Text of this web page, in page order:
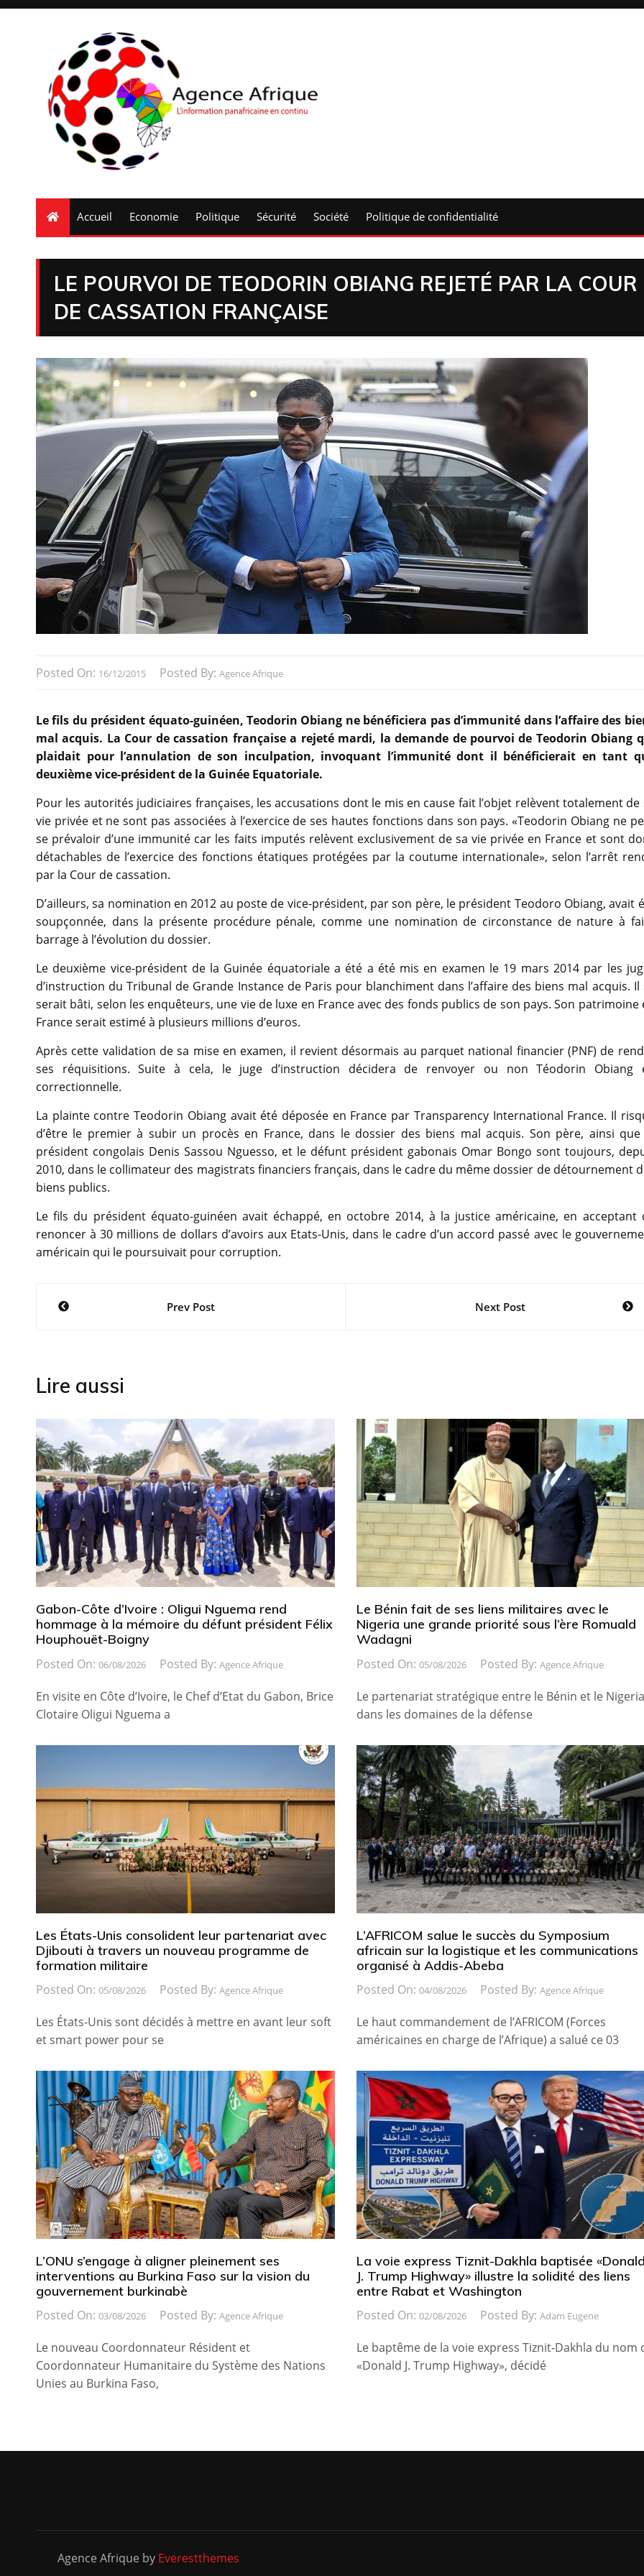
Accueil Economie Politique Sécurité Société Politique de confidentialité
LE POURVOI DE TEODORIN OBIANG REJETÉ PAR LA COUR
DE CASSATION FRANÇAISE
Posted On: 16/12/2015 Posted By: Agence Afrique
Le fils du président équato-guinéen, Teodorin Obiang ne bénéficiera pas d’immunité dans l’affaire des
mal acquis. La Cour de cassation française a rejeté mardi, la demande de pourvoi de Teodorin Obiang
plaidait pour l’annulation de son inculpation, invoquant l’immunité dont il bénéficierait en tant
deuxième vice-président de la Guinée Equatoriale.
Pour les autorités judiciaires françaises, les accusations dont le mis en cause fait l’objet relèvent totalement de
vie privée et ne sont pas associées à l’exercice de ses hautes fonctions dans son pays. «Teodorin Obiang ne
se prévaloir d’une immunité car les faits imputés relèvent exclusivement de sa vie privée en France et sont
détachables de l’exercice des fonctions étatiques protégées par la coutume internationale», selon l’arrêt
par la Cour de cassation.
D’ailleurs, sa nomination en 2012 au poste de vice-président, par son père, le président Teodoro Obiang, avait
soupçonnée, dans la présente procédure pénale, comme une nomination de circonstance de nature à
barrage à l’évolution du dossier.
Le deuxième vice-président de la Guinée équatoriale a été a été mis en examen le 19 mars 2014 par les
d’instruction du Tribunal de Grande Instance de Paris pour blanchiment dans l’affaire des biens mal acquis. Il
serait bâti, selon les enquêteurs, une vie de luxe en France avec des fonds publics de son pays. Son patrimoine
France serait estimé à plusieurs millions d’euros.
Après cette validation de sa mise en examen, il revient désormais au parquet national financier (PNF) de
ses réquisitions. Suite à cela, le juge d’instruction décidera de renvoyer ou non Téodorin Obiang
correctionnelle.
La plainte contre Teodorin Obiang avait été déposée en France par Transparency International France. Il
d’être le premier à subir un procès en France, dans le dossier des biens mal acquis. Son père, ainsi
président congolais Denis Sassou Nguesso, et le défunt président gabonais Omar Bongo sont toujours,
2010, dans le collimateur des magistrats financiers français, dans le cadre du même dossier de détournement
biens publics.
Le fils du président équato-guinéen avait échappé, en octobre 2014, à la justice américaine, en acceptant
renoncer à 30 millions de dollars d’avoirs aux Etats-Unis, dans le cadre d’un accord passé avec le
américain qui le poursuivait pour corruption.
NavigationPrev Post Next Post
Lire aussi
Gabon-Côte d’Ivoire : Oligui Nguema rend
hommage à la mémoire du défunt président Félix
Houphouët-Boigny
Posted On: 06/08/2026 Posted By: Agence Afrique
En visite en Côte d’Ivoire, le Chef d’Etat du Gabon, Brice
Clotaire Oligui Nguema a
Le Bénin fait de ses liens militaires avec le
Nigeria une grande priorité sous l’ère Romuald
Wadagni
Posted On: 05/08/2026 Posted By: Agence Afrique
Le partenariat stratégique entre le Bénin et le Nigeria
dans les domaines de la défense
Les États-Unis consolident leur partenariat avec
Djibouti à travers un nouveau programme de
formation militaire
Posted On: 05/08/2026 Posted By: Agence Afrique
Les États-Unis sont décidés à mettre en avant leur soft
et smart power pour se
L’AFRICOM salue le succès du Symposium
africain sur la logistique et les communications
organisé à Addis-Abeba
Posted On: 04/08/2026 Posted By: Agence Afrique
Le haut commandement de l’AFRICOM (Forces
américaines en charge de l’Afrique) a salué ce 03
L’ONU s’engage à aligner pleinement ses
interventions au Burkina Faso sur la vision du
gouvernement burkinabè
Posted On: 03/08/2026 Posted By: Agence Afrique
Le nouveau Coordonnateur Résident et
Coordonnateur Humanitaire du Système des Nations
Unies au Burkina Faso,
La voie express Tiznit-Dakhla baptisée
J. Trump Highway» illustre la solidité des liens
entre Rabat et Washington
Posted On: 02/08/2026 Posted By: Adam Eugene
Le baptême de la voie express Tiznit-Dakhla du nom
«Donald J. Trump Highway», décidé
Agence Afrique by Everestthemes